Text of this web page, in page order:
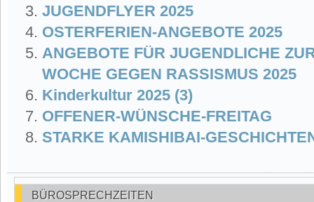
JUGENDFLYER 2025
OSTERFERIEN-ANGEBOTE 2025
ANGEBOTE FÜR JUGENDLICHE
WOCHE GEGEN RASSISMUS 2025
Kinderkultur 2025 (3)
OFFENER-WÜNSCHE-FREITAG
STARKE KAMISHIBAI-
BÜROSPRECHZEITEN